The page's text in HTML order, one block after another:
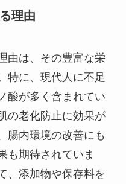
理由
由は、その豊富な栄
特に、現代人に不足
酸が多く含まれてい
の老化防止に効果が
腸内環境の改善にも
も期待されていま
、添加物や保存料を